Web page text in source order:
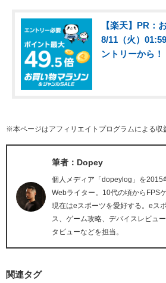
【楽天】PR：
8/11（火）
ントリーから！
※本ページはアフィリエイトプログラムによる収
筆者：Dopey
個人メディア「dopeylog」を2015
Webライター。10代の頃からFPS
現在はeスポーツを愛好する。eス
ス、ゲーム攻略、デバイスレビュ
タビューなどを担当。
関連タグ